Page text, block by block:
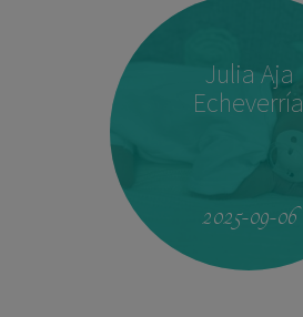
Julia Aja
Echeverría
2025-09-06